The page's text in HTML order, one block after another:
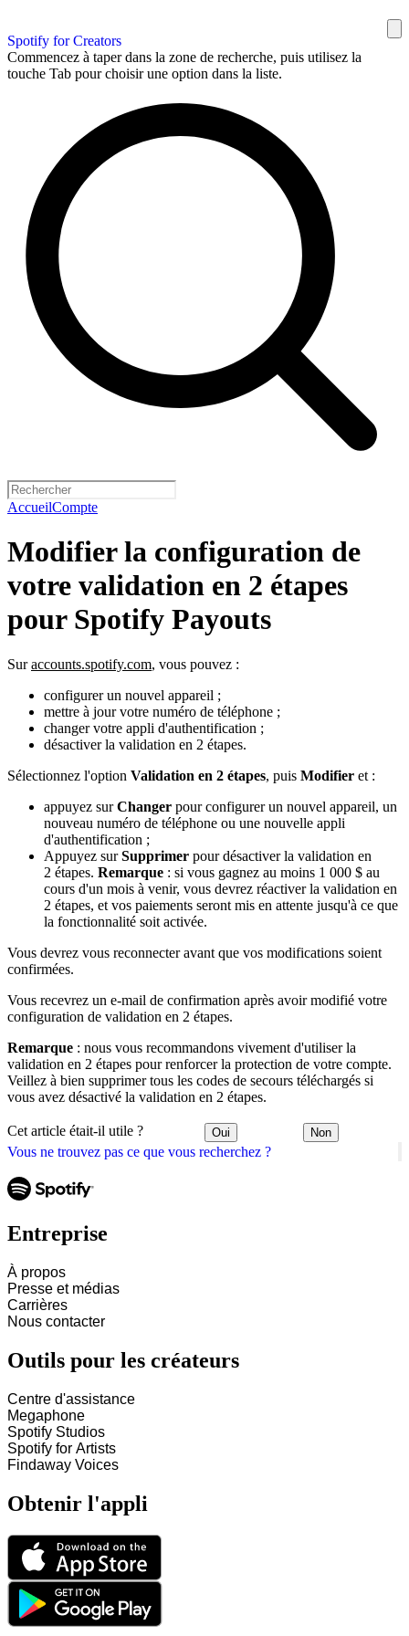
Spotify for Creators
Commencez à taper dans la zone de recherche, puis utilisez la
touche Tab pour choisir une option dans la liste.
AccueilCompte
Vous ne trouvez pas ce que vous recherchez ?
Modifier la configuration de
votre validation en 2 étapes
pour Spotify Payouts
Suraccounts.spotify.com, vous pouvez :
configurer un nouvel appareil ;
mettre à jour votre numéro de téléphone ;
changer votre appli d'authentification ;
désactiver la validation en 2 étapes.
Sélectionnez l'option Validation en 2 étapes, puis Modifier et :
appuyez surChanger pour configurer un nouvel appareil, un
nouveau numéro de téléphone ou une nouvelle appli
d'authentification ;
Appuyez surSupprimer pour désactiver la validation en
2 étapes. Remarque : si vous gagnez au moins 1 000 $ au
cours d'un mois à venir, vous devrez réactiver la validation en
2 étapes, et vos paiements seront mis en attente jusqu'à ce que
la fonctionnalité soit activée.
Vous devrez vous reconnecter avant que vos modifications soient
confirmées.
Vous recevrez un e-mail de confirmation après avoir modifié votre
configuration de validation en 2 étapes.
Remarque : nous vous recommandons vivement d'utiliser la
validation en 2 étapes pour renforcer la protection de votre compte.
Veillez à bien supprimer tous les codes de secours téléchargés si
vous avez désactivé la validation en 2 étapes.
Cet article était-il utile ? Oui Non
Entreprise
À propos
Presse et médias
Carrières
Nous contacter
Outils pour les créateurs
Centre d'assistance
Megaphone
Spotify Studios
Spotify for Artists
Findaway Voices
Obtenir l'appli